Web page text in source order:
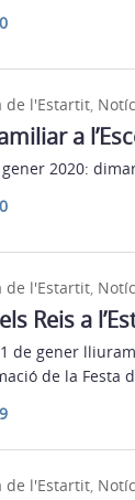
de l'Estartit,
a
2020:
de l'Estartit,
Reis a
de gener
de la Festa
de l'Estartit,